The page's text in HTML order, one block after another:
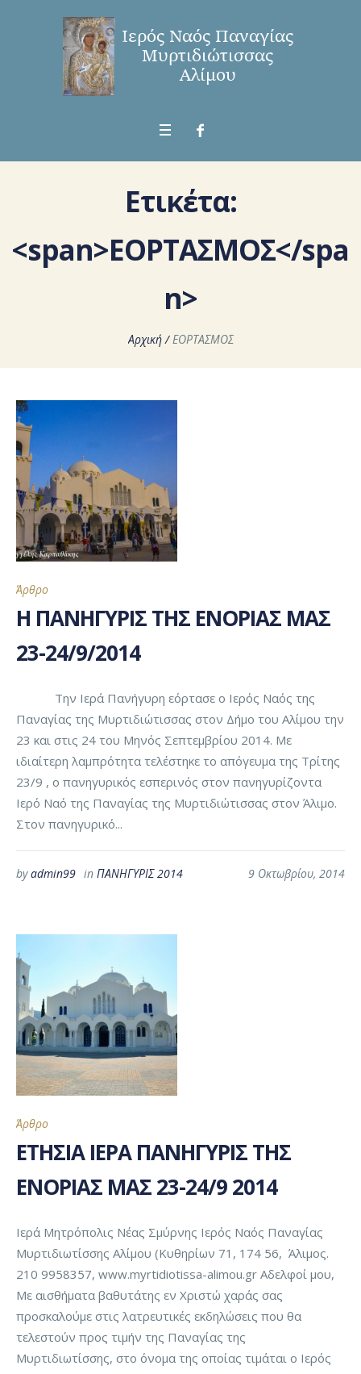
Ετικέτα:
<span>ΕΟΡΤΑΣΜΟΣ</spa
n>
Αρχική /ΕΟΡΤΑΣΜΟΣ
Άρθρο
Η ΠΑΝΗΓΥΡΙΣ ΤΗΣ ΕΝΟΡΙΑΣ ΜΑΣ
23-24/9/2014
Την Ιερά Πανήγυρη εόρτασε ο Ιερός Ναός της
Παναγίας της Μυρτιδιώτισσας στον Δήμο του Αλίμου την
23 και στις 24 του Μηνός Σεπτεμβρίου 2014. Με
ιδιαίτερη λαμπρότητα τελέστηκε το απόγευμα της Τρίτης
23/9 , ο πανηγυρικός εσπερινός στον πανηγυρίζοντα
Ιερό Ναό της Παναγίας της Μυρτιδιώτισσας στον Άλιμο.
Στον πανηγυρικό...
9 Οκτωβρίου, 2014
byadmin99 in ΠΑΝΗΓΥΡΙΣ 2014
Άρθρο
ΕΤΗΣΙΑ ΙΕΡΑ ΠΑΝΗΓΥΡΙΣ ΤΗΣ
ΕΝΟΡΙΑΣ ΜΑΣ 23-24/9 2014
Ιερά Μητρόπολις Νέας Σμύρνης Ιερός Ναός Παναγίας
Μυρτιδιωτίσσης Αλίμου (Κυθηρίων 71, 174 56, Άλιμος.
210 9958357, www.myrtidiotissa-alimou.gr Αδελφοί μου,
Με αισθήματα βαθυτάτης εν Χριστώ χαράς σας
προσκαλούμε στις λατρευτικές εκδηλώσεις που θα
τελεστούν προς τιμήν της Παναγίας της
Μυρτιδιωτίσσης, στο όνομα της οποίας τιμάται ο Ιερός